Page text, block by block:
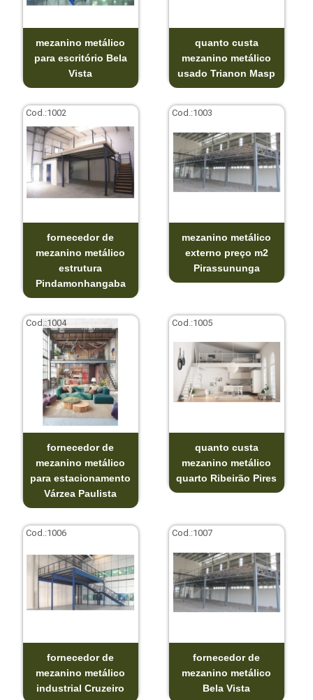
mezanino metálico
para escritório Bela
Vista
quanto custa
mezanino metálico
usado Trianon Masp
Cod.:1002
fornecedor de
mezanino metálico
estrutura
Pindamonhangaba
Cod.:1003
mezanino metálico
externo preço m2
Pirassununga
Cod.:1004
fornecedor de
mezanino metálico
para estacionamento
Várzea Paulista
Cod.:1005
quanto custa
mezanino metálico
quarto Ribeirão Pires
Cod.:1006
fornecedor de
mezanino metálico
industrial Cruzeiro
Cod.:1007
fornecedor de
mezanino metálico
Bela Vista